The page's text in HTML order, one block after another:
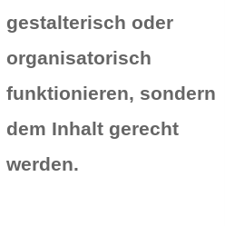
gestalterisch oder
organisatorisch
funktionieren, sondern
dem Inhalt gerecht
werden.